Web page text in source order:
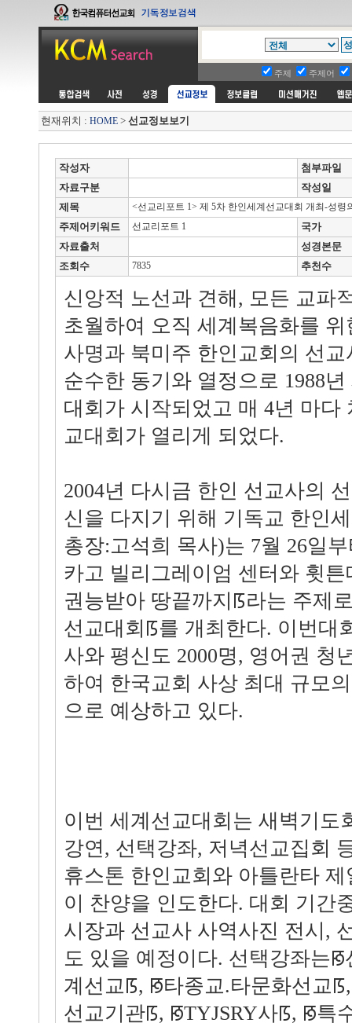
주제 주제어
현재위치 : HOME > 선교정보보기
작성자
첨부파일
자료구분
작성일
제목
<선교리포트 1> 제 5차 한인세계선교대회 개최-성령
주제어키워드 선교리포트 1
국가
자료출처
성경본문
조회수
7835 추천수
신앙적 노선과 견해, 모든 교파
초월하여 오직 세계복음화를
사명과 북미주 한인교회의 선
순수한 동기와 열정으로 1988
대회가 시작되었고 매 4년 마다
교대회가 열리게 되었다.
2004년 다시금 한인 선교사의
신을 다지기 위해 기독교 한인
총장:고석희 목사)는 7월 26일
카고 빌리그레이엄 센터와 휫
권능받아 땅끝까지ꡑ라는 주제
선교대회ꡑ를 개최한다. 이번대
사와 평신도 2000명, 영어권 청
하여 한국교회 사상 최대 규모
으로 예상하고 있다.
이번 세계선교대회는 새벽기도
강연, 선택강좌, 저녁선교집회
휴스톤 한인교회와 아틀란타
이 찬양을 인도한다. 대회 기간
시장과 선교사 사역사진 전시,
도 있을 예정이다. 선택강좌는
계선교ꡑ, ꡐ타종교.타문화선교
선교기관ꡑ, ꡐTYJSRY사ꡑ, ꡐ특